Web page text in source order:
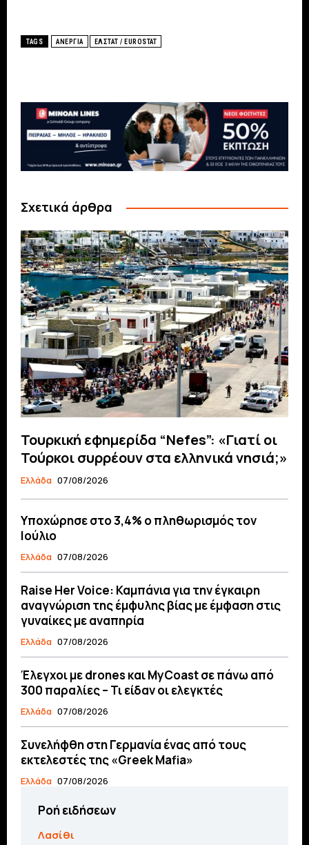
TAGS ΑΝΕΡΓΙΑ ΕΛΣΤΑΤ / EUROSTAT
Σχετικά άρθρα
Τουρκική εφημερίδα “Nefes”: «Γιατί οι
Τούρκοι συρρέουν στα ελληνικά νησιά;»
Ελλάδα 07/08/2026
Υποχώρησε στο 3,4% ο πληθωρισμός τον
Ιούλιο
Ελλάδα 07/08/2026
Raise Her Voice: Καμπάνια για την έγκαιρη
αναγνώριση της έμφυλης βίας με έμφαση στις
γυναίκες με αναπηρία
Ελλάδα 07/08/2026
Έλεγχοι με drones και MyCoast σε πάνω από
300 παραλίες – Τι είδαν οι ελεγκτές
Ελλάδα 07/08/2026
Συνελήφθη στη Γερμανία ένας από τους
εκτελεστές της «Greek Mafia»
Ελλάδα 07/08/2026
Ροή ειδήσεων
Λασίθι